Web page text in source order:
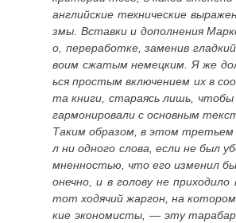
английские технические
змы. Вставки и дополнения
о, переработке, заменив
воим сжатым немецким. Я же
ься простым включением их в
та книги, стараясь лишь, чтобы
гармонировали с основным
Таким образом, в этом третьем
л ни одного слова, если не был
мненностью, что его изменил
онечно, и в голову не
тот ходячий жаргон, на
кие экономисты, — эту